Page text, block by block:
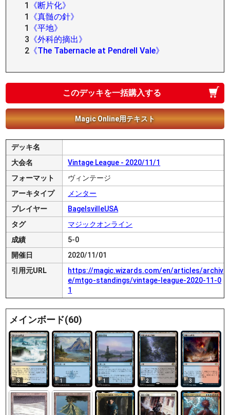
1
《断片化》
1
《真髄の針》
1
《平地》
3 《外科的摘出》
2 《The Tabernacle at Pendrell Vale》
このデッキを一括購入する
Magic Online用テキスト
デッキ名
大会名
Vintage League - 2020/11/1
フォーマット
ヴィンテージ
アーキタイプ
メンター
プレイヤー
BagelsvilleUSA
タグ
マジックオンライン
成績
5-0
開催日
2020/11/01
引用元URL
https://magic.wizards.com/en/articles/archiv
e/mtgo-standings/vintage-league-2020-11-0
1
メインボード(60)
3 1 1 2 3